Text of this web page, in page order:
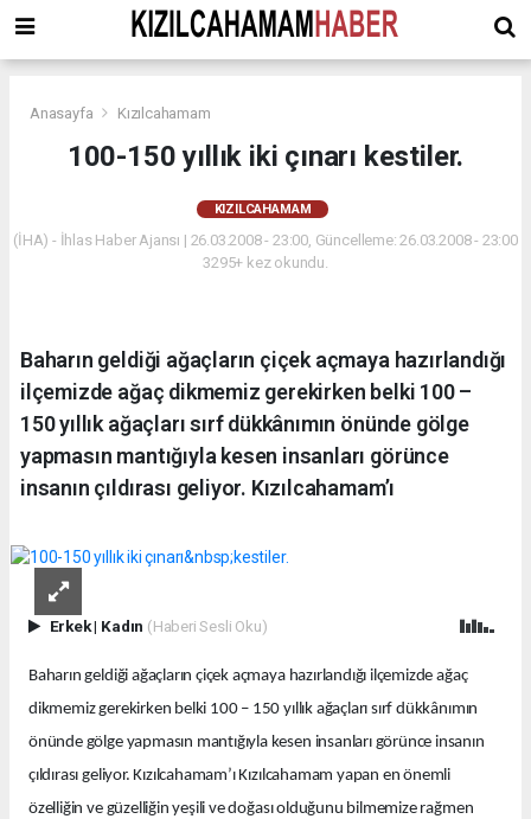
Anasayfa Kızılcahamam
100-150 yıllık iki çınarı kestiler.
KIZILCAHAMAM
(İHA) - İhlas Haber Ajansı | 26.03.2008 - 23:00, Güncelleme: 26.03.2008 - 23:00
3295+ kez okundu.
Baharın geldiği ağaçların çiçek açmaya hazırlandığı
ilçemizde ağaç dikmemiz gerekirken belki 100 –
150 yıllık ağaçları sırf dükkânımın önünde gölge
yapmasın mantığıyla kesen insanları görünce
insanın çıldırası geliyor. Kızılcahamam’ı
Erkek| Kadın (Haberi Sesli Oku)
Baharın geldiği ağaçların çiçek açmaya hazırlandığı ilçemizde ağaç
dikmemiz gerekirken belki 100 – 150 yıllık ağaçları sırf dükkânımın
önünde gölge yapmasın mantığıyla kesen insanları görünce insanın
çıldırası geliyor. Kızılcahamam’ı Kızılcahamam yapan en önemli
özelliğin ve güzelliğin yeşili ve doğası olduğunu bilmemize rağmen